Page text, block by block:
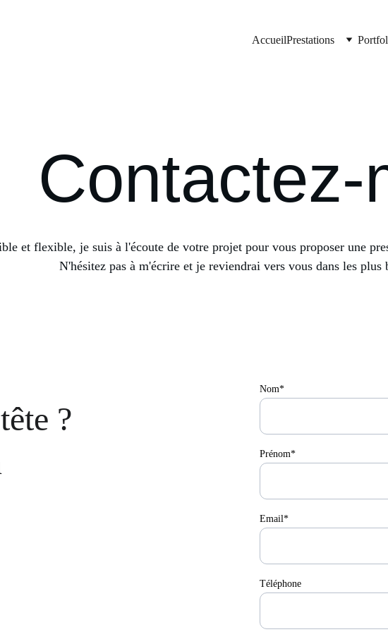
AccueilPrestations
Contactez-
et flexible, je suis à l'écoute de votre projet pour vous proposer une
N'hésitez pas à m'écrire et je reviendrai vers vous dans les plus
?
Nom*
Prénom*
Email*
Téléphone